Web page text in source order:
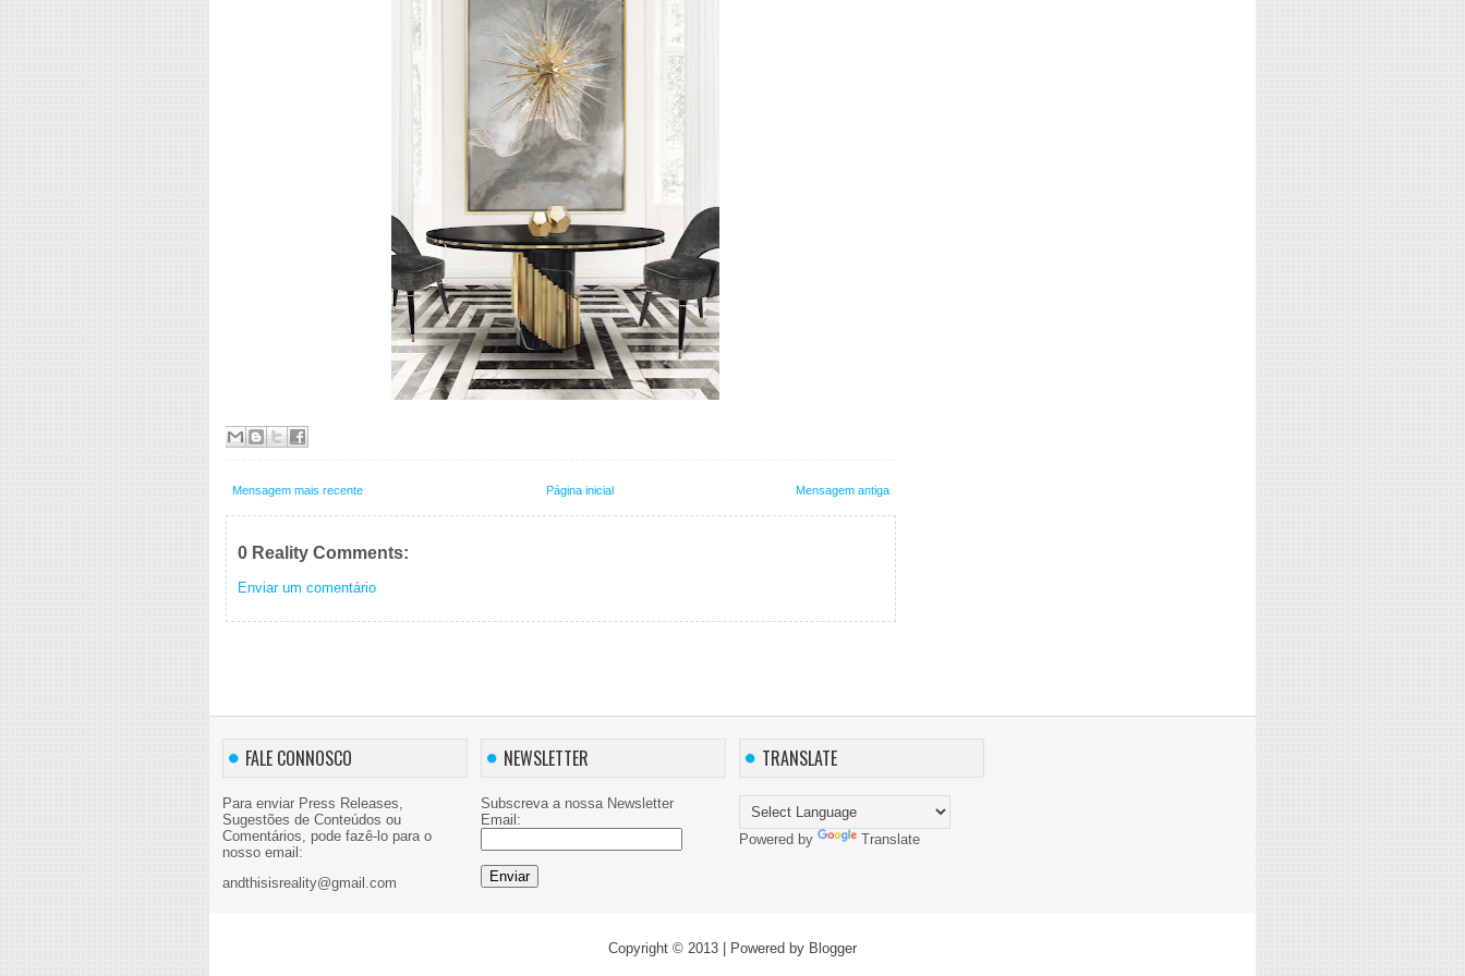
Mensagem mais recente Mensagem antiga
Página inicial
0 Reality Comments:
Enviar um comentário
FALE CONNOSCO
Para enviar Press Releases,
Sugestões de Conteúdos ou
Comentários, pode fazê-lo para o
nosso email:
andthisisreality@gmail.com
NEWSLETTER
Subscreva a nossa Newsletter
Email:
TRANSLATE
Powered by Translate
Copyright © 2013 | Powered by Blogger